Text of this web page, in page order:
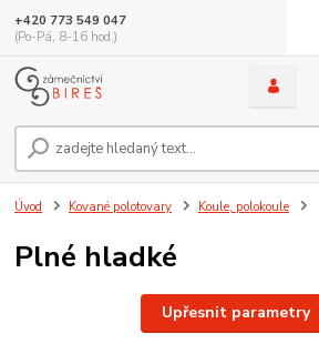
+420 773 549 047
(Po-Pá, 8-16 hod.)
Úvod Kované polotovary Koule, polokoule
Plné hladké
Upřesnit parametry